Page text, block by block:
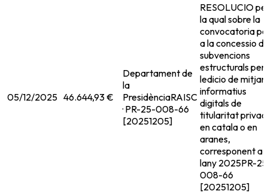
05/12/2025 46.644,93 €
Departament de
la
PresidènciaRAISC
· PR-25-008-66
[20251205]
RESOLUCIO
la qual sobre la
convocatoria
a la concessio
subvencions
estructurals per
ledicio de
informatius
digitals de
titularitat
en catala o en
aranes,
corresponent a
lany 2025PR-
008-66
[20251205]